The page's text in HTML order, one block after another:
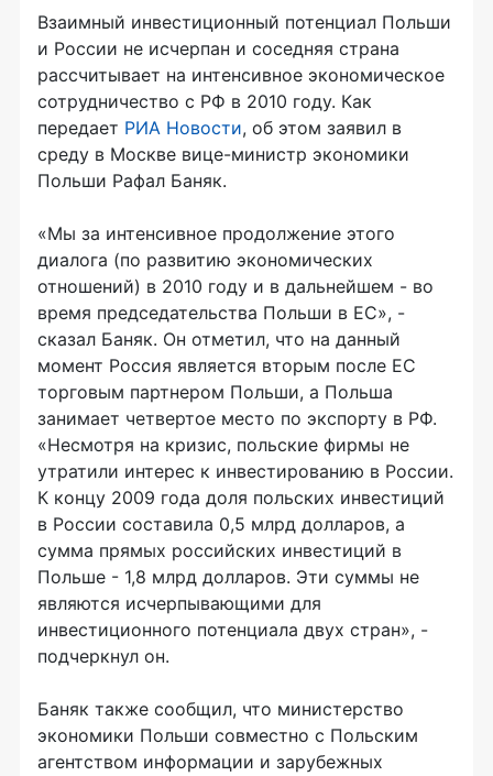
Взаимный инвестиционный потенциал Польши
и России не исчерпан и соседняя страна
рассчитывает на интенсивное экономическое
сотрудничество с РФ в 2010 году. Как
передает РИА Новости, об этом заявил в
среду в Москве вице-министр экономики
Польши Рафал Баняк.
«Мы за интенсивное продолжение этого
диалога (по развитию экономических
отношений) в 2010 году и в дальнейшем - во
время председательства Польши в ЕС», -
сказал Баняк. Он отметил, что на данный
момент Россия является вторым после ЕС
торговым партнером Польши, а Польша
занимает четвертое место по экспорту в РФ.
«Несмотря на кризис, польские фирмы не
утратили интерес к инвестированию в России.
К концу 2009 года доля польских инвестиций
в России составила 0,5 млрд долларов, а
сумма прямых российских инвестиций в
Польше - 1,8 млрд долларов. Эти суммы не
являются исчерпывающими для
инвестиционного потенциала двух стран», -
подчеркнул он.
Баняк также сообщил, что министерство
экономики Польши совместно с Польским
агентством информации и зарубежных